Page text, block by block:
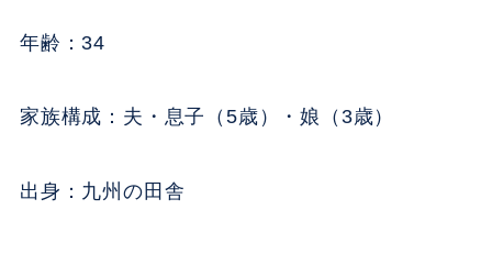
年齢：34
家族構成：夫・息子（5歳）・娘（3歳）
出身：九州の田舎